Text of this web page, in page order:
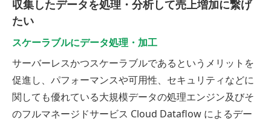
収集したデータを処理・分析して売上増加に繋げ
たい
スケーラブルにデータ処理・加工
サーバーレスかつスケーラブルであるというメリットを
促進し、パフォーマンスや可用性、セキュリティなどに
関しても優れている大規模データの処理エンジン及びそ
のフルマネージドサービス Cloud Dataflow によるデー